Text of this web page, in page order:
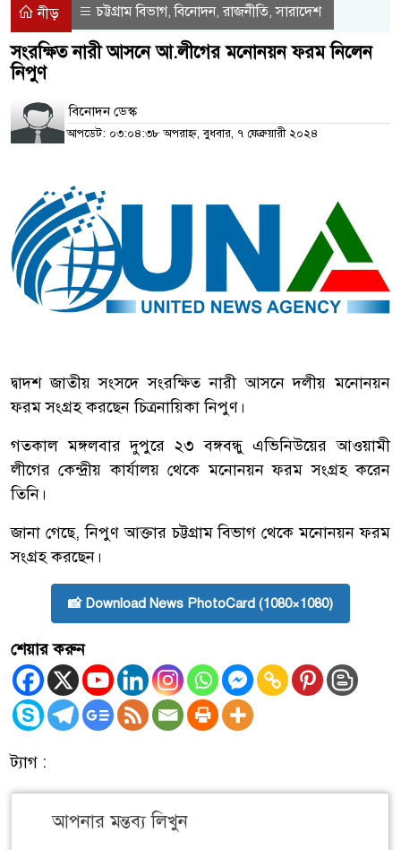
নীড় চট্টগ্রাম বিভাগ,বিনোদন,রাজনীতি,সারাদেশ
সংরক্ষিত নারী আসনে আ.লীগের মনোনয়ন ফরম নিলেন
নিপুণ
বিনোদন ডেস্ক
আপডেট: ০৩:০৪:৩৮ অপরাহ্ন, বুধবার, ৭ ফেব্রুয়ারী ২০২৪
দ্বাদশ জাতীয় সংসদে সংরক্ষিত নারী আসনে দলীয় মনোনয়ন
ফরম সংগ্রহ করছেন চিত্রনায়িকা নিপুণ।
গতকাল মঙ্গলবার দুপুরে ২৩ বঙ্গবন্ধু এভিনিউয়ের আওয়ামী
লীগের কেন্দ্রীয় কার্যালয় থেকে মনোনয়ন ফরম সংগ্রহ করেন
তিনি।
জানা গেছে, নিপুণ আক্তার চট্টগ্রাম বিভাগ থেকে মনোনয়ন ফরম
সংগ্রহ করছেন।
📸 Download News PhotoCard (1080×1080)
শেয়ার করুন
ট্যাগ :
আপনার মন্তব্য লিখুন